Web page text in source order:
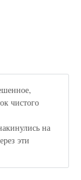
чистого
на
эти